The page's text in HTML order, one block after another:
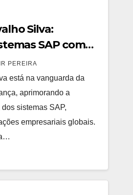
Silva:
SAP com
em
PEREIRA
está na vanguarda da
aprimorando a
sistemas SAP,
empresariais globais.